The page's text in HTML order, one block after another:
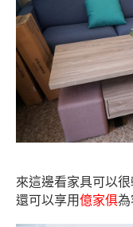
來這邊看家具可以
還可以享用億家俱為